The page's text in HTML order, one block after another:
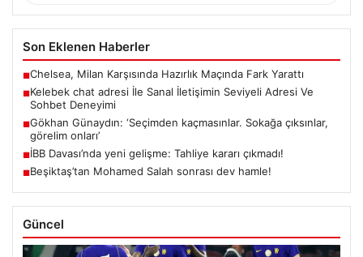
Son Eklenen Haberler
■Chelsea, Milan Karşısında Hazırlık Maçında Fark Yarattı
■Kelebek chat adresi İle Sanal İletişimin Seviyeli Adresi Ve
Sohbet Deneyimi
■Gökhan Günaydın: ‘Seçimden kaçmasınlar. Sokağa çıksınlar,
görelim onları’
■İBB Davası’nda yeni gelişme: Tahliye kararı çıkmadı!
■Beşiktaş’tan Mohamed Salah sonrası dev hamle!
Güncel